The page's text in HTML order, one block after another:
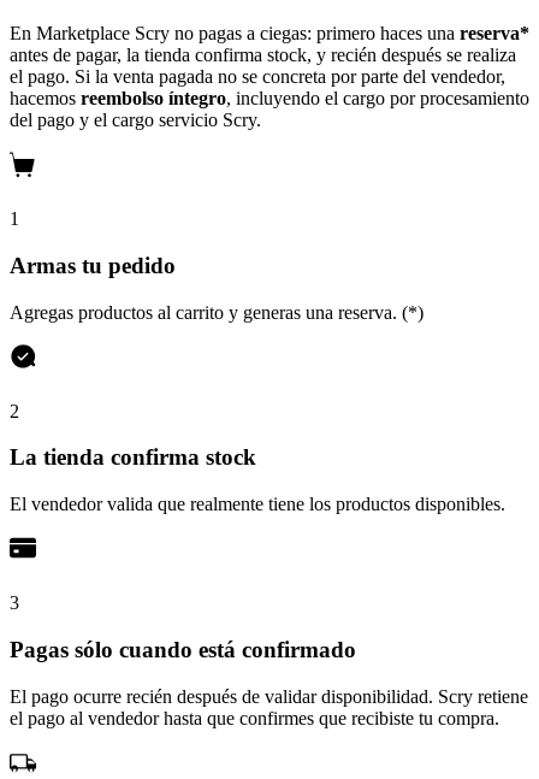
En Marketplace Scry no pagas a ciegas: primero haces una reserva*
antes de pagar, la tienda confirma stock, y recién después se realiza
el pago. Si la venta pagada no se concreta por parte del vendedor,
hacemos reembolso íntegro, incluyendo el cargo por procesamiento
del pago y el cargo servicio Scry.
1
Armas tu pedido
Agregas productos al carrito y generas una reserva. (*)
2
La tienda confirma stock
El vendedor valida que realmente tiene los productos disponibles.
3
Pagas sólo cuando está confirmado
El pago ocurre recién después de validar disponibilidad. Scry retiene
el pago al vendedor hasta que confirmes que recibiste tu compra.